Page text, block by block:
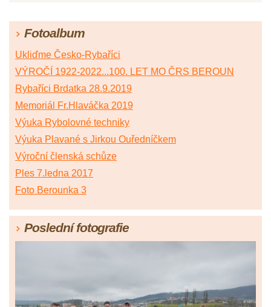
Fotoalbum
Ukliďme Česko-Rybaříci
VÝROČÍ 1922-2022...100. LET MO ČRS BEROUN
Rybaříci Brdatka 28.9.2019
Memoriál Fr.Hlaváčka 2019
Výuka Rybolovné techniky
Výuka Plavané s Jirkou Ouředníčkem
Výroční členská schůze
Ples 7.ledna 2017
Foto Berounka 3
Poslední fotografie